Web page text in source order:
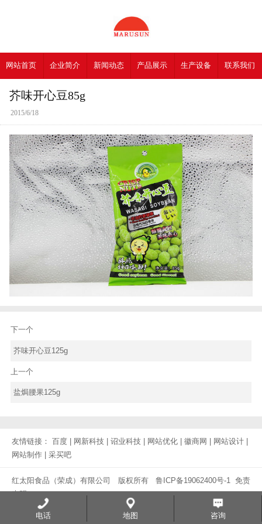
网站首页 企业简介 新闻动态 产品展示 生产设备 联系我们
芥味开心豆85g
2015/6/18
下一个
芥味开心豆125g
上一个
盐焗腰果125g
友情链接： 百度 | 网新科技 | 诏业科技 | 网站优化 | 徽商网 | 网站设计 |
网站制作 | 采买吧
红太阳食品（荣成）有限公司 版权所有 鲁ICP备19062400号-1
免责
声明
电话 地图 咨询